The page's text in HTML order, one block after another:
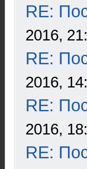
RE:
2016,
RE:
2016,
RE:
2016,
RE: